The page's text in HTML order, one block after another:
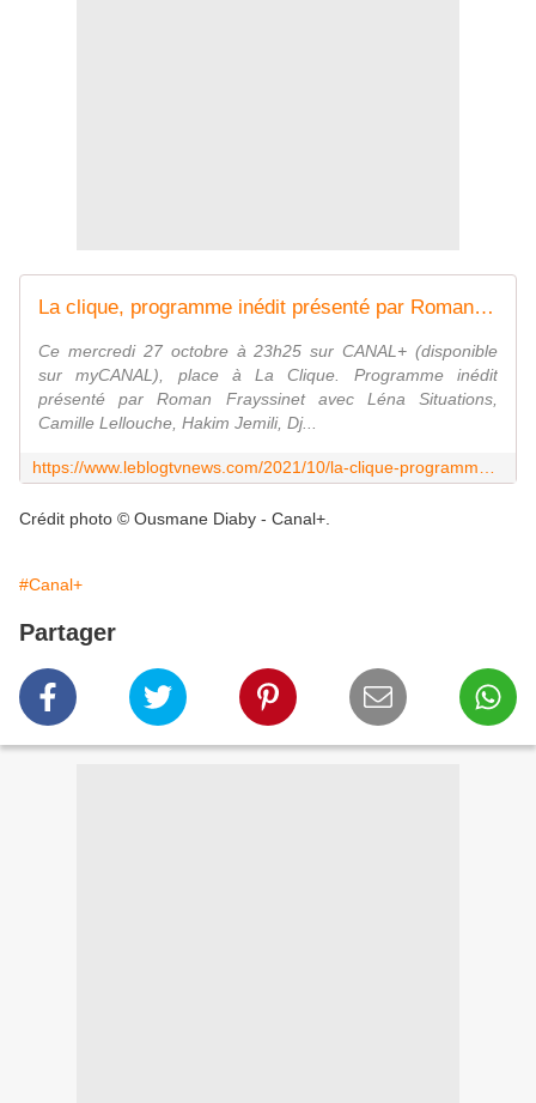
La clique, programme inédit présenté par Roman Frayssinet ce soir sur Canal+. - Leblogtvnews
Ce mercredi 27 octobre à 23h25 sur CANAL+ (disponible
sur myCANAL), place à La Clique. Programme inédit
présenté par Roman Frayssinet avec Léna Situations,
Camille Lellouche, Hakim Jemili, Dj...
Crédit photo © Ousmane Diaby - Canal+.
#Canal+
Partager